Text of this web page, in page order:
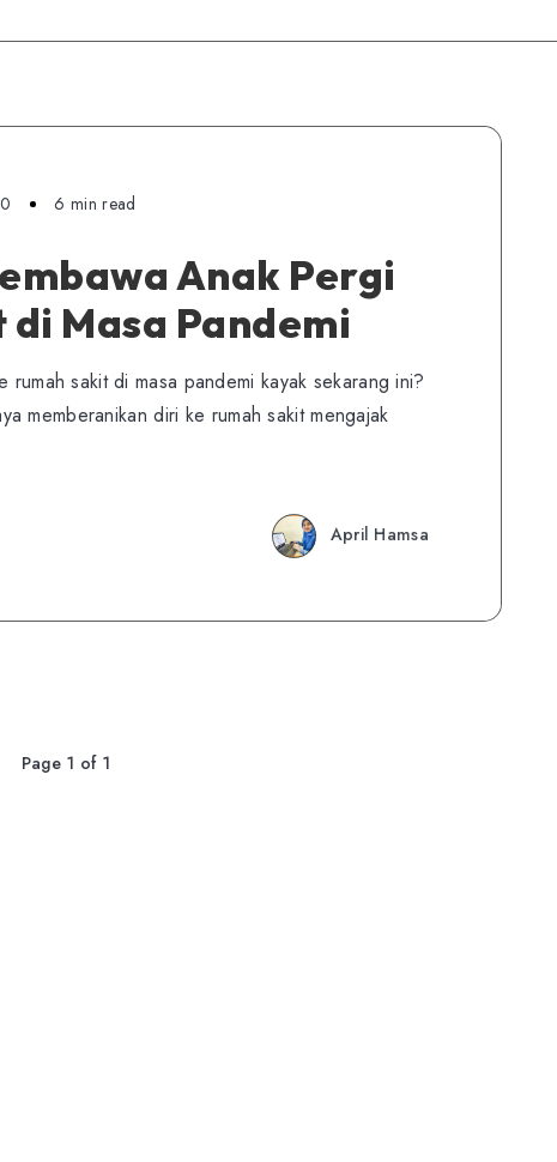
6 min read
Anak Pergi
di Masa Pandemi
sakit di masa pandemi kayak sekarang ini?
memberanikan diri ke rumah sakit mengajak
April Hamsa
Page 1 of 1